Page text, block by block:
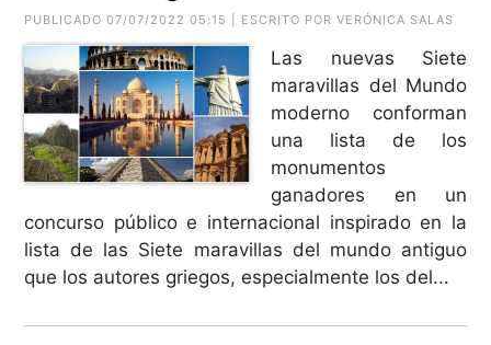
PUBLICADO 07/07/2022 05:15 | ESCRITO POR VERÓNICA SALAS
Las nuevas Siete
maravillas del Mundo
moderno conforman
una lista de los
monumentos
ganadores en un
concurso público e internacional inspirado en la
lista de las Siete maravillas del mundo antiguo
que los autores griegos, especialmente los del...